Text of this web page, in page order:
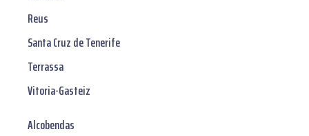
Reus
Santa Cruz de Tenerife
Terrassa
Vitoria-Gasteiz
Alcobendas